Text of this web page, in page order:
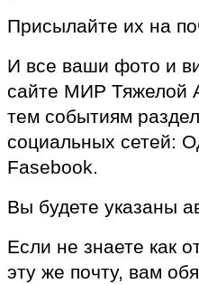
Присылайте их на
И все ваши фото и
сайте МИР Тяжелой
тем событиям
социальных сетей:
Fasebook.
Вы будете указаны
Если не знаете как
эту же почту, вам